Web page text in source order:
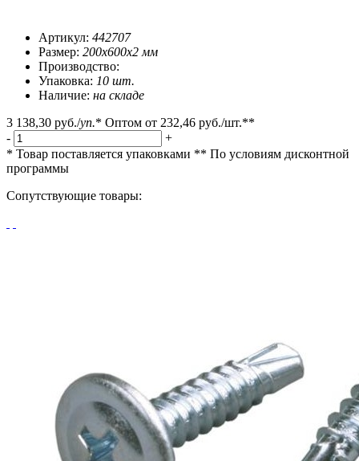
Артикул: 442707
Размер: 200x600x2 мм
Производство:
Упаковка: 10 шт.
Наличие: на складе
3 138,30 руб./уп.* Оптом от 232,46 руб./шт.**
-
+
* Товар поставляется упаковками ** По условиям дисконтной
программы
Сопутствующие товары: